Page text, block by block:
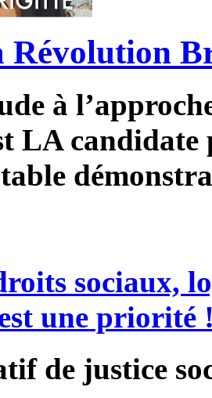
Révolution
à
LA candidate
sociaux,
une priorité
de justice